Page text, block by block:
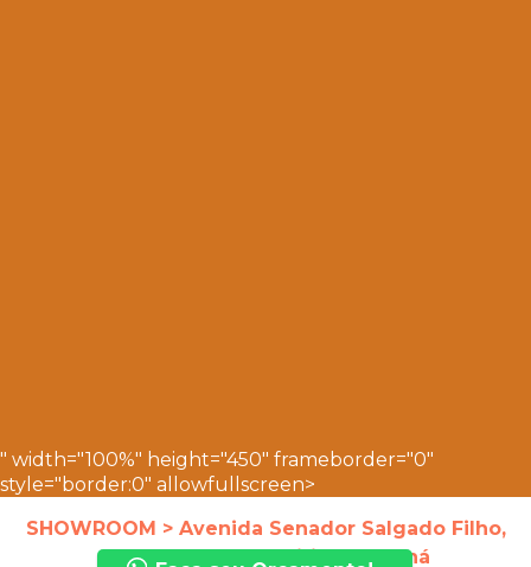
" width="100%" height="450" frameborder="0"
style="border:0" allowfullscreen>
SHOWROOM > Avenida Senador Salgado Filho,
4138, Uberaba, Curitiba - Paraná